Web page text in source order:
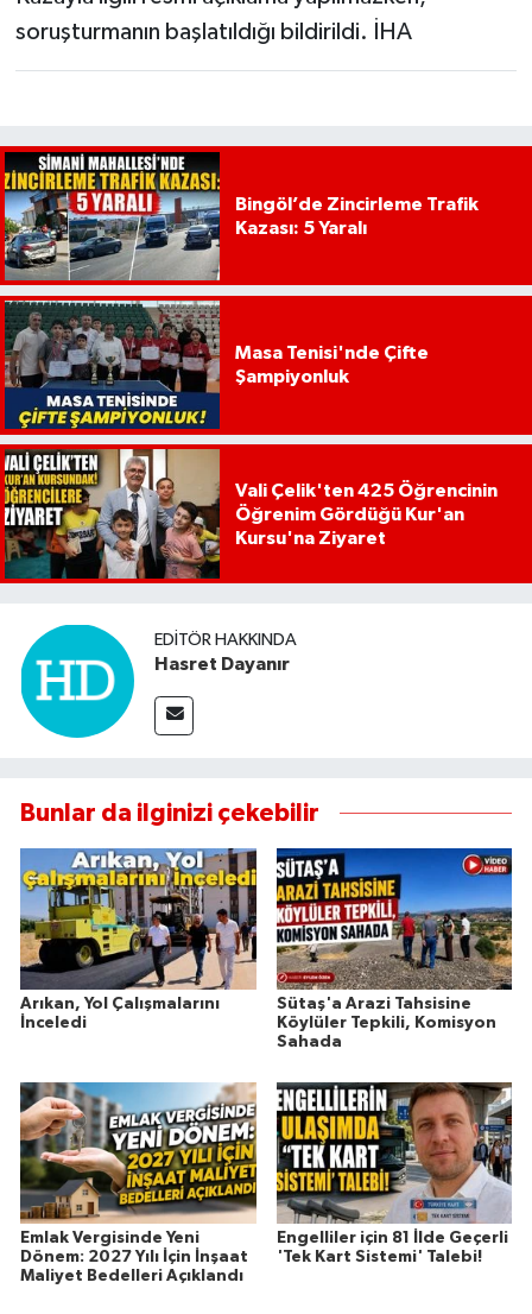
soruşturmanın başlatıldığı bildirildi. İHA
Bingöl’de Zincirleme Trafik
Kazası: 5 Yaralı
Masa Tenisi'nde Çifte
Şampiyonluk
Vali Çelik'ten 425 Öğrencinin
Öğrenim Gördüğü Kur'an
Kursu'na Ziyaret
EDITÖR HAKKINDA
Hasret Dayanır
Bunlar da ilginizi çekebilir
Arıkan, Yol Çalışmalarını
İnceledi
Sütaş'a Arazi Tahsisine
Köylüler Tepkili, Komisyon
Sahada
Emlak Vergisinde Yeni
Dönem: 2027 Yılı İçin İnşaat
Maliyet Bedelleri Açıklandı
Engelliler için 81 İlde Geçerli
'Tek Kart Sistemi' Talebi!